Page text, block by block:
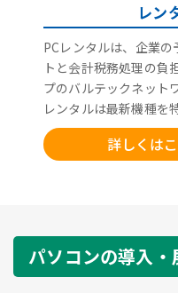
レン
PCレンタルは、企業
トと会計税務処理の負
プのバルテックネット
レンタルは最新機種を
詳しくは
パソコンの導入